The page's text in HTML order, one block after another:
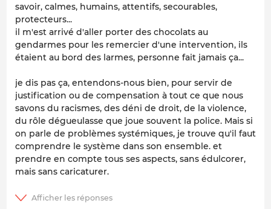
savoir, calmes, humains, attentifs, secourables,
protecteurs...
il m'est arrivé d'aller porter des chocolats au
gendarmes pour les remercier d'une intervention, ils
étaient au bord des larmes, personne fait jamais ça...
je dis pas ça, entendons-nous bien, pour servir de
justification ou de compensation à tout ce que nous
savons du racismes, des déni de droit, de la violence,
du rôle dégueulasse que joue souvent la police. Mais si
on parle de problèmes systémiques, je trouve qu'il faut
comprendre le système dans son ensemble. et
prendre en compte tous ses aspects, sans édulcorer,
mais sans caricaturer.